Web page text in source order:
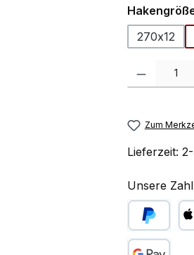
270x12
Produkt
Zum
Lieferzeit:
Unsere
PayPal